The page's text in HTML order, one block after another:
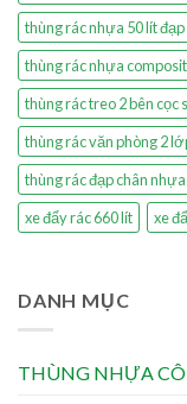
thùng rác nhựa 50 lít đạp
thùng rác nhựa
thùng rác treo 2 bên cọc
thùng rác văn phòng 2
thùng rác đạp chân
xe đẩy rác 660 lít
xe
DANH MỤC
THÙNG NHỰA